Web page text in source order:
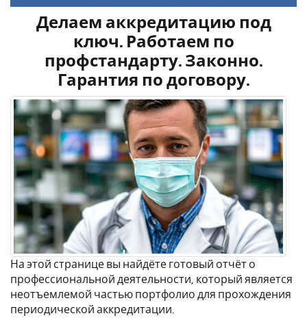
Делаем аккредитацию под
ключ. Работаем по
профстандарту. Законно.
Гарантия по договору.
На этой странице вы найдёте готовый отчёт о
профессиональной деятельности, который является
неотъемлемой частью портфолио для прохождения
периодической аккредитации.